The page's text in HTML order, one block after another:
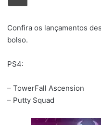
Confira os lançamentos
bolso.
PS4:
– TowerFall Ascension
– Putty Squad